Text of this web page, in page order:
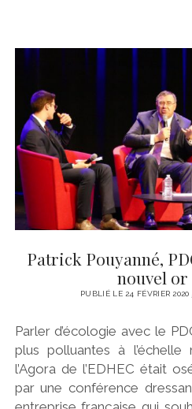
Patrick Pouyanné,
nouvel
PUBLIÉ LE 24 FÉVRIER 2020
Parler d’écologie avec le
plus polluantes à l’échelle
l’Agora de l’EDHEC était
par une conférence